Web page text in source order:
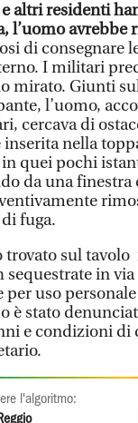
altri residenti
l’uomo avrebbe
di consegnare
I militari
mirato. Giunti
l’uomo,
cercava di
inserita nella
in quei pochi
da una finestra
fuga.
trovato sul
sequestrate in
uso
è stato
e condizioni di
l'algoritmo: